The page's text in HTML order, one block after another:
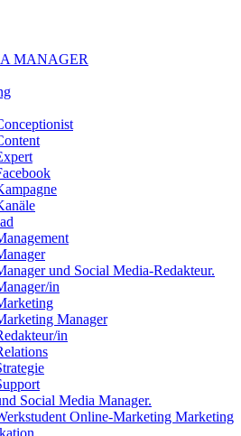
MANAGER
und Social Media-Redakteur.
in
Manager
in
Social Media Manager.
Online-Marketing Marketing